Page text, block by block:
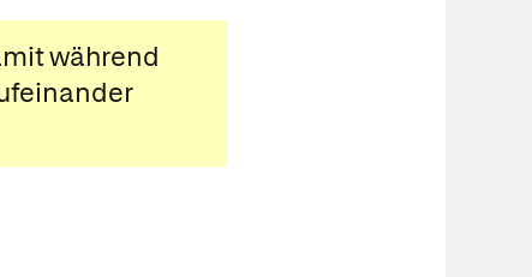
während